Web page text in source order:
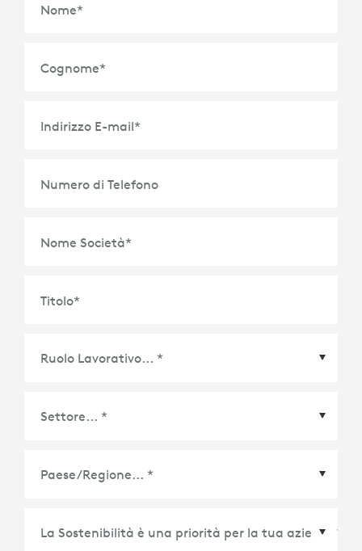
Nome*
Cognome*
Indirizzo E-mail*
Numero di Telefono
Nome Società*
Titolo*